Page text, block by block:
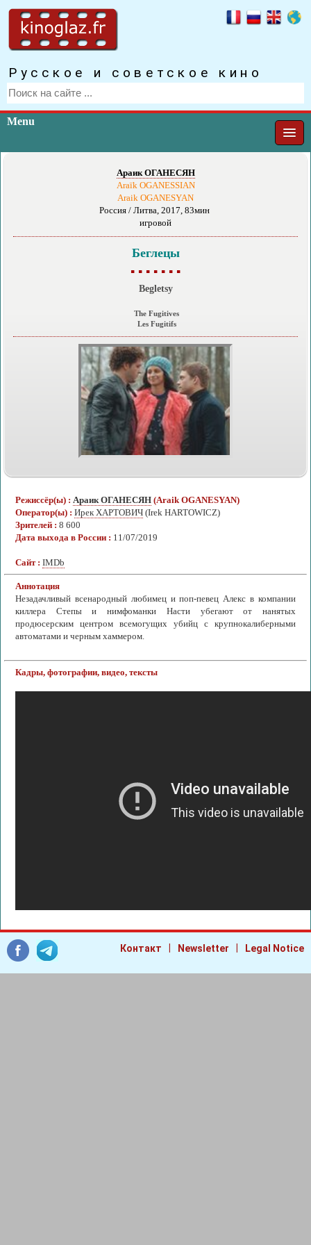
Русское и советское кино
Menu
Араик ОГАНЕСЯН
Araïk OGANESSIAN
Araik OGANESYAN
Россия / Литва, 2017, 83мин
игровой
Беглецы
▪ ▪ ▪ ▪ ▪ ▪ ▪
Begletsy
The Fugitives
Les Fugitifs
Режиссёр(ы) : Араик ОГАНЕСЯН (Araik OGANESYAN)
Оператор(ы) : Ирек ХАРТОВИЧ (Irek HARTOWICZ)
Зрителей : 8 600
Дата выхода в России : 11/07/2019
Сайт : IMDb
Аннотация
Незадачливый всенародный любимец и поп-певец Алекс в компании
киллера Степы и нимфоманки Насти убегают от нанятых
продюсерским центром всемогущих убийц с крупнокалиберными
автоматами и черным хаммером.
Кадры, фотографии, видео, тексты
Контакт Newsletter Legal Notice